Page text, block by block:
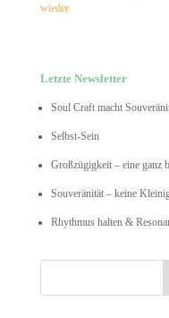
wieder
Letzte Newsletter
Soul Craft macht
Selbst-Sein
Großzügigkeit – eine ganz
Souveränität – keine
Rhythmus halten &